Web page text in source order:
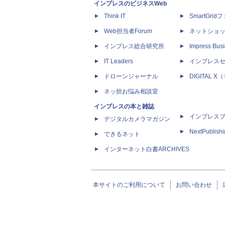
インプレスのビジネスWeb
Think IT
Web担当者Forum
インプレス総合研究所
IT Leaders
ドローンジャーナル
ネッ担お悩み相談室
インプレスの本と雑誌
デジタルカメラマガジン
できるネット
インターネット白書ARCHIVES
SmartGridフ
ネットショ
Impress
インプレス
DIGITAL X（
インプレス
本サイトのご利用について お問い合わせ